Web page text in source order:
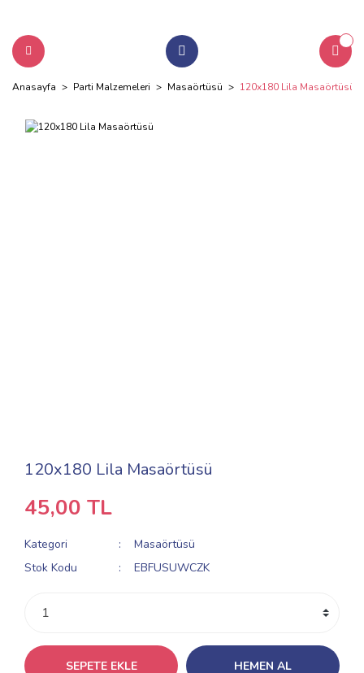
Anasayfa Parti Malzemeleri Masaörtüsü 120x180 Lila Masaörtüsü
120x180 Lila Masaörtüsü
45,00 TL
Kategori
Masaörtüsü
Stok Kodu
EBFUSUWCZK
SEPETE EKLE HEMEN AL